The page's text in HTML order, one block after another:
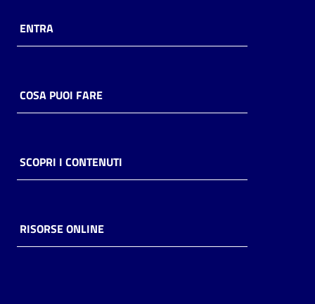
ENTRA
COSA PUOI FARE
SCOPRI I CONTENUTI
RISORSE ONLINE